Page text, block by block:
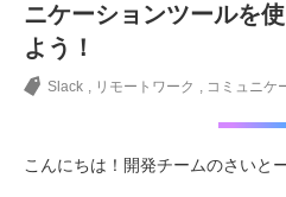
ニケーションツールを
よう！
Slack リモートワーク コミュニケ
こんにちは！開発チームのさいと